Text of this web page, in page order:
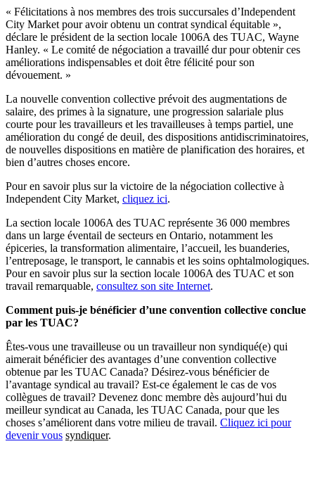
« Félicitations à nos membres des trois succursales d’Independent
City Market pour avoir obtenu un contrat syndical équitable »,
déclare le président de la section locale 1006A des TUAC, Wayne
Hanley. « Le comité de négociation a travaillé dur pour obtenir ces
améliorations indispensables et doit être félicité pour son
dévouement. »
La nouvelle convention collective prévoit des augmentations de
salaire, des primes à la signature, une progression salariale plus
courte pour les travailleurs et les travailleuses à temps partiel, une
amélioration du congé de deuil, des dispositions antidiscriminatoires,
de nouvelles dispositions en matière de planification des horaires, et
bien d’autres choses encore.
Pour en savoir plus sur la victoire de la négociation collective à
Independent City Market, cliquez ici.
La section locale 1006A des TUAC représente 36 000 membres
dans un large éventail de secteurs en Ontario, notamment les
épiceries, la transformation alimentaire, l’accueil, les buanderies,
l’entreposage, le transport, le cannabis et les soins ophtalmologiques.
Pour en savoir plus sur la section locale 1006A des TUAC et son
travail remarquable, consultez son site Internet.
Comment puis-je bénéficier d’une convention collective conclue
par les TUAC?
Êtes-vous une travailleuse ou un travailleur non syndiqué(e) qui
aimerait bénéficier des avantages d’une convention collective
obtenue par les TUAC Canada? Désirez-vous bénéficier de
l’avantage syndical au travail? Est-ce également le cas de vos
collègues de travail? Devenez donc membre dès aujourd’hui du
meilleur syndicat au Canada, les TUAC Canada, pour que les
choses s’améliorent dans votre milieu de travail. Cliquez ici pour
devenir vous syndiquer.